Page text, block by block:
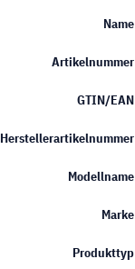
Name
Artikelnummer
GTIN/EAN
Herstellerartikelnummer
Modellname
Marke
Produkttyp